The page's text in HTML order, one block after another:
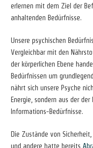
erlernen mit dem Ziel der
anhaltenden Bedürfnisse.
Unsere psychischen
Vergleichbar mit den
der körperlichen Ebene
Bedürfnissen um
nährt sich unsere Psyche
Energie, sondern aus der
Informations-Bedürfnisse.
Die Zustände von
und andere hatte bereits